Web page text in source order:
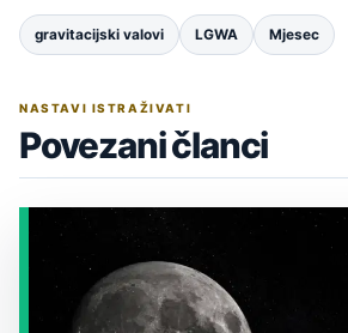
gravitacijski valovi LGWA Mjesec
NASTAVI ISTRAŽIVATI
Povezani članci